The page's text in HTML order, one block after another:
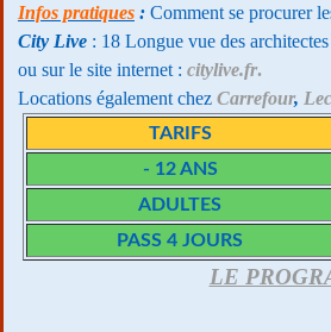
Infos pratiques : Comment se procurer
City Live : 18 Longue vue des
ou sur le site internet : citylive.fr.
Locations également chez Carrefour,
TARIFS
- 12 ANS
ADULTES
PASS 4 JOURS
LE